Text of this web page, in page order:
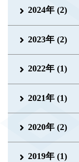
2024年 (2)
2023年 (2)
2022年 (1)
2021年 (1)
2020年 (2)
2019年 (1)